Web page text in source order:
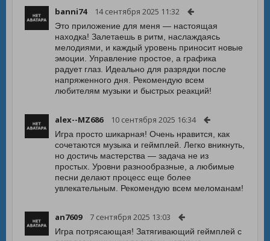
banni74 14 сентября 2025 11:32
Это приложение для меня — настоящая
находка! Залетаешь в ритм, наслаждаясь
мелодиями, и каждый уровень приносит новые
эмоции. Управление простое, а графика
радует глаз. Идеально для разрядки после
напряженного дня. Рекомендую всем
любителям музыки и быстрых реакций!
alex--MZ686 10 сентября 2025 16:34
Игра просто шикарная! Очень нравится, как
сочетаются музыка и геймплей. Легко вникнуть,
но достичь мастерства — задача не из
простых. Уровни разнообразные, а любимые
песни делают процесс еще более
увлекательным. Рекомендую всем меломанам!
an7609 7 сентября 2025 13:03
Игра потрясающая! Затягивающий геймплей с